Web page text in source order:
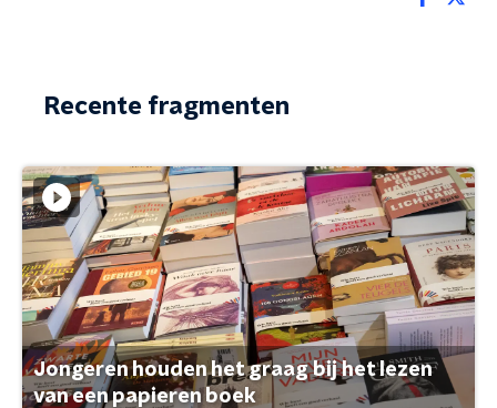
Recente fragmenten
Jongeren houden het graag bij het lezen
van een papieren boek